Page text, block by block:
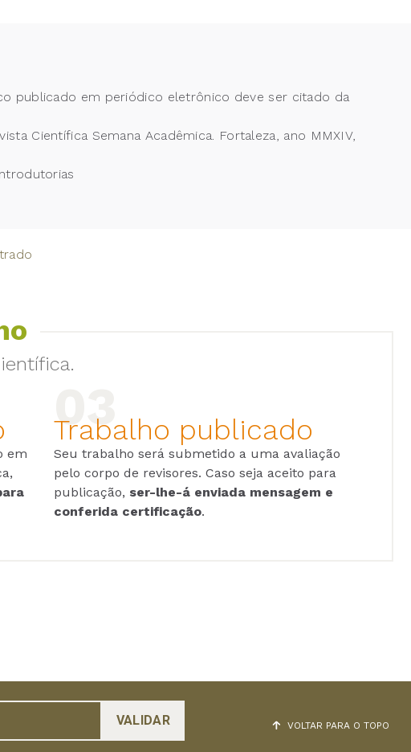
publicado em periódico eletrônico deve ser citado da
Científica Semana Acadêmica. Fortaleza, ano MMXIV,
em
Trabalho publicado
Seu trabalho será submetido a uma avaliação
pelo corpo de revisores. Caso seja aceito para
publicação, ser-lhe-á enviada mensagem e
conferida certificação.
VOLTAR PARA O TOPO